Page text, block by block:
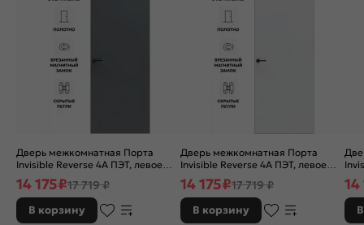
Дверь межкомнатная Порта
Invisible Reverse 4A ПЭТ, левое
открывание, Shellac Graphite,
глухая, скрытая, кромка
алюминиевая матовый хром,
каркасно-щитовая
14 175₽17 719 ₽
В корзину
Дверь межкомнатная Порта
Invisible Reverse 4A ПЭТ, левое
открывание, Shellac White,
глухая, скрытая, кромка
алюминиевая матовый хром,
каркасно-щитовая
14 175₽17 719 ₽
В корзину
14